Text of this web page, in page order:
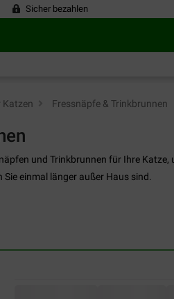
Sicher bezahlen
Katzen Fressnäpfe & Trinkbrunnen
und Trinkbrunnen für Ihre
einmal länger außer Haus sind.